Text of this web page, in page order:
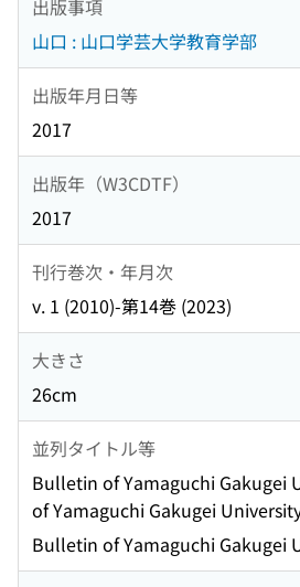
出版事項
山口 : 山口学芸大学教育学部
出版年月日等
2017
出版年（W3CDTF）
2017
刊行巻次・年月次
v. 1 (2010)-第14巻 (2023)
大きさ
26cm
並列タイトル等
Bulletin of Yamaguchi Gakugei
of Yamaguchi Gakugei
Bulletin of Yamaguchi Gakugei